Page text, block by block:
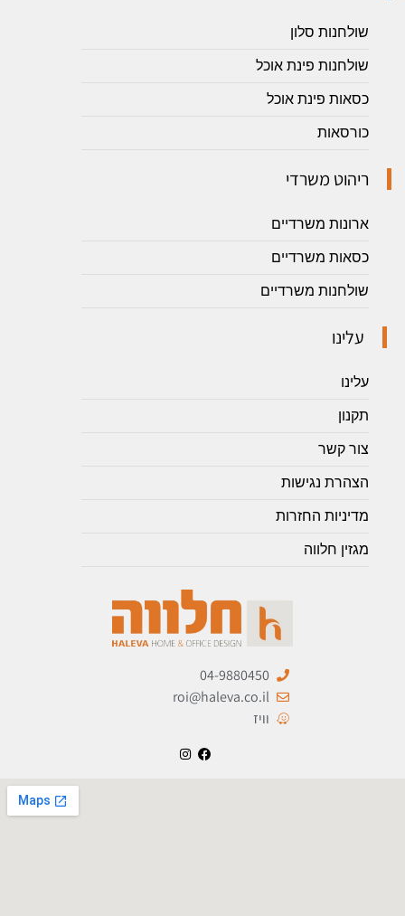
שולחנות סלון
שולחנות פינת אוכל
כסאות פינת אוכל
כורסאות
ריהוט משרדי
ארונות משרדיים
כסאות משרדיים
שולחנות משרדיים
עלינו
עלינו
תקנון
צור קשר
הצהרת נגישות
מדיניות החזרות
מגזין חלווה
04-9880450
roi@haleva.co.il
וויז